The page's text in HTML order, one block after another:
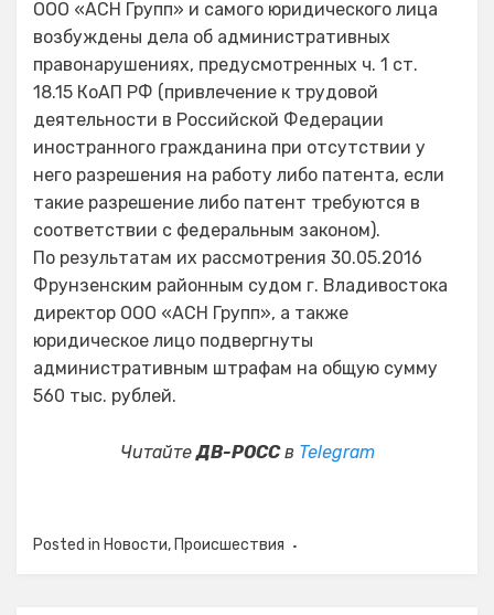
ООО «АСН Групп» и самого юридического лица
возбуждены дела об административных
правонарушениях, предусмотренных ч. 1 ст.
18.15 КоАП РФ (привлечение к трудовой
деятельности в Российской Федерации
иностранного гражданина при отсутствии у
него разрешения на работу либо патента, если
такие разрешение либо патент требуются в
соответствии с федеральным законом).
По результатам их рассмотрения 30.05.2016
Фрунзенским районным судом г. Владивостока
директор ООО «АСН Групп», а также
юридическое лицо подвергнуты
административным штрафам на общую сумму
560 тыс. рублей.
ЧитайтеДВ-РОССв Telegram
Posted in Новости, Происшествия